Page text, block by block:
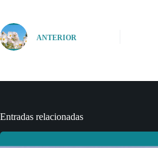
ANTERIOR
Entradas relacionadas